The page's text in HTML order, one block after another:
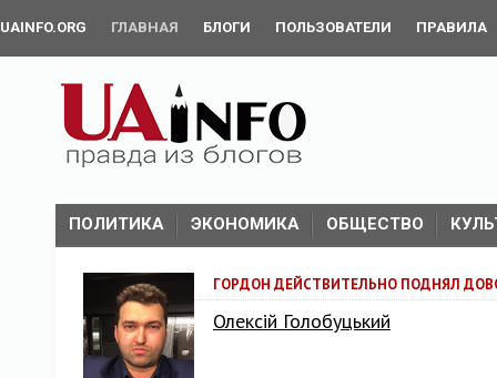
UAINFO.ORG ГЛАВНАЯ БЛОГИ ПОЛЬЗОВАТЕЛИ ПРАВИЛА
ПОЛИТИКА ЭКОНОМИКА ОБЩЕСТВО
ГОРДОН ДЕЙСТВИТЕЛЬНО ПОДНЯЛ
Олексій Голобуцький